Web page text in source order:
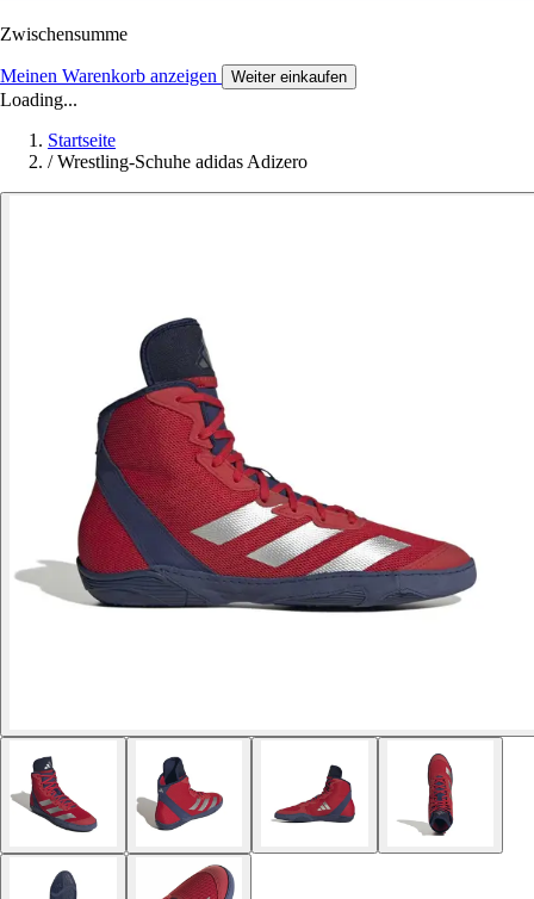
Zwischensumme
Meinen Warenkorb anzeigen Weiter einkaufen
Loading...
Startseite
/ Wrestling-Schuhe adidas Adizero